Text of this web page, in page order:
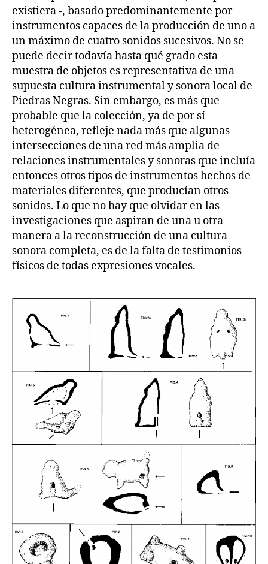
existiera -, basado predominantemente por
instrumentos capaces de la producción de uno a
un máximo de cuatro sonidos sucesivos. No se
puede decir todavía hasta qué grado esta
muestra de objetos es representativa de una
supuesta cultura instrumental y sonora local de
Piedras Negras. Sin embargo, es más que
probable que la colección, ya de por sí
heterogénea, refleje nada más que algunas
intersecciones de una red más amplia de
relaciones instrumentales y sonoras que incluía
entonces otros tipos de instrumentos hechos de
materiales diferentes, que producían otros
sonidos. Lo que no hay que olvidar en las
investigaciones que aspiran de una u otra
manera a la reconstrucción de una cultura
sonora completa, es de la falta de testimonios
físicos de todas expresiones vocales.